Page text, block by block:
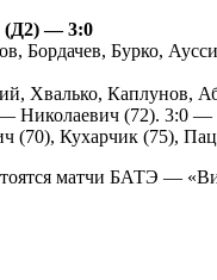
— 3:0
Бордачев, Бурко,
Хвалько, Каплунов,
Николаевич (72). 3:0 —
(70), Кухарчик (75),
матчи БАТЭ —